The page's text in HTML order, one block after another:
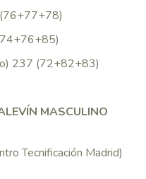
237 (72+82+83)
MASCULINO
Tecnificación Madrid)